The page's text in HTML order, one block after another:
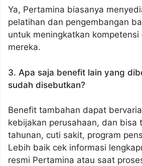
Ya, Pertamina biasanya
pelatihan dan pengembangan
untuk meningkatkan kompetensi
mereka.
3. Apa saja benefit lain yang
sudah disebutkan?
Benefit tambahan dapat
kebijakan perusahaan, dan bisa
tahunan, cuti sakit, program
Lebih baik cek informasi
resmi Pertamina atau saat